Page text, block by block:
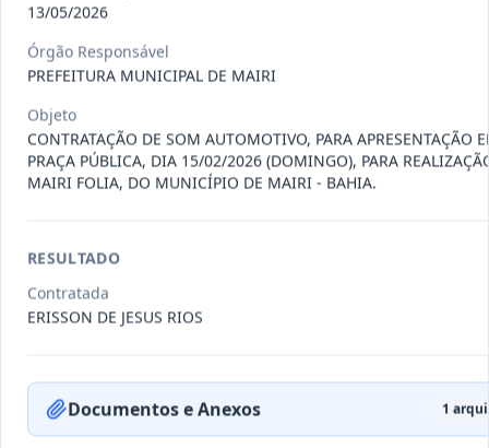
011-
Termo
Inicial
Contratação de empresa especializada
Situação: Encerrado Data:04/08/2026 Ver detalhes
2023
Data:03/08/2026
13/05/2026
Órgão Responsável
PREFEITURA MUNICIPAL DE MAIRI
Objeto
CONTRATAÇÃO DE SOM AUTOMOTIVO, PARA APRESENTAÇÃO
PRAÇA PÚBLICA, DIA 15/02/2026 (DOMINGO), PARA
MAIRI FOLIA, DO MUNICÍPIO DE MAIRI - BAHIA.
RESULTADO
Contratada
ERISSON DE JESUS RIOS
Documentos e Anexos 1